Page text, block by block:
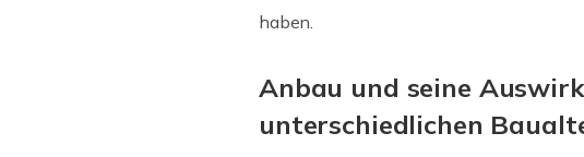
haben.
Anbau und seine
unterschiedlichen